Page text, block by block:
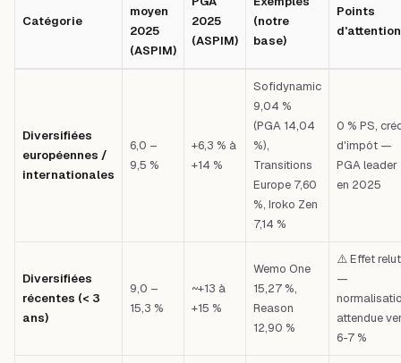
Catégorie
moyen
2025
(ASPIM)
2025
(ASPIM)
(notre
base)
Points
d'attention
Diversifiées
européennes /
internationales
6,0 –
9,5 %
+6,3 % à
+14 %
Sofidynamic
9,04 %
(PGA 14,04
%),
Transitions
Europe 7,60
%, Iroko Zen
7,14 %
0 % PS,
d'impôt —
PGA leader
en 2025
Diversifiées
récentes (< 3
ans)
9,0 –
15,3 %
~+13 à
+15 %
Wemo One
15,27 %,
Reason
12,90 %
⚠️ Effet
—
attendue
6-7 %